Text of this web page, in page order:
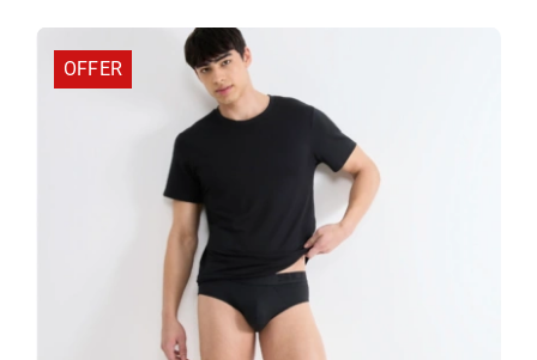
16,11 €.
OFFER